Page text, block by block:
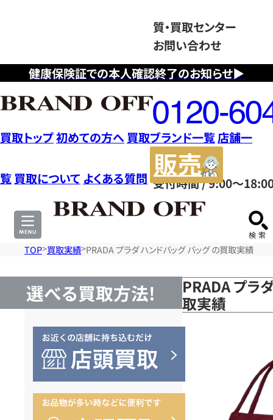
健康保険証での本人確認終了のお知らせ▶
質・買取センター
お問い合わせ
フ
リ
ー
ダ
イ
ヤ
ル
0120604117
受付時間 / 9:00～
買取トップ初めての方へ 買取ブランド一覧店舗一
覧 買取について よくある質問
サ
TOP 買取実績 PRADA プラダ ハンドバッグ バッグ の買取実績
選べる買取方法!
PRADA プラ
取実績